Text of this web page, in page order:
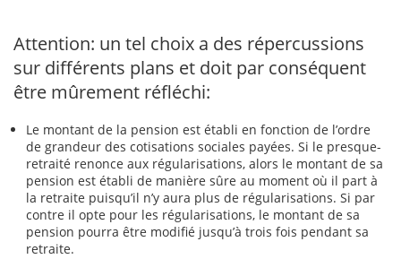
Attention: un tel choix a des répercussions
sur différents plans et doit par conséquent
être mûrement réfléchi:
Le montant de la pension est établi en fonction de l’ordre
de grandeur des cotisations sociales payées. Si le presque-
retraité renonce aux régularisations, alors le montant de sa
pension est établi de manière sûre au moment où il part à
la retraite puisqu’il n’y aura plus de régularisations. Si par
contre il opte pour les régularisations, le montant de sa
pension pourra être modifié jusqu’à trois fois pendant sa
retraite.